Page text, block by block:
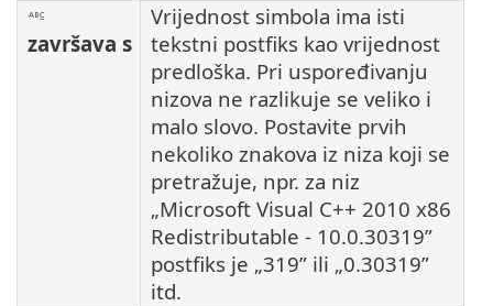
završava s
Vrijednost simbola ima isti
tekstni postfiks kao vrijednost
predloška. Pri uspoređivanju
nizova ne razlikuje se veliko i
malo slovo. Postavite prvih
nekoliko znakova iz niza koji se
pretražuje, npr. za niz
„Microsoft Visual C++ 2010 x86
Redistributable - 10.0.30319”
postfiks je „319” ili „0.30319”
itd.